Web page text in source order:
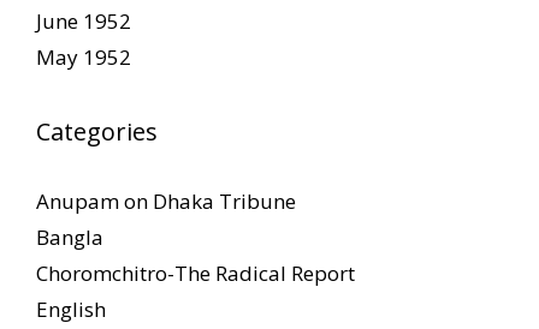
June 1952
May 1952
Categories
Anupam on Dhaka Tribune
Bangla
Choromchitro-The Radical Report
English